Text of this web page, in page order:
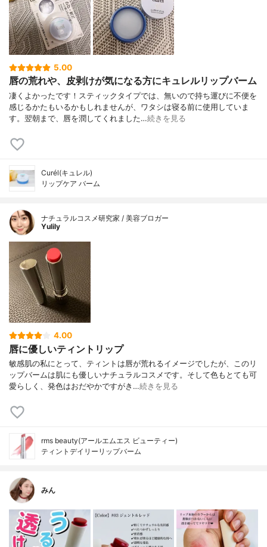
5.00
唇の荒れや、皮剥けが気になる方にキュレルリップバーム
凄くよかったです！スティックタイプでは、無いので持ち運びに不便を
感じるかたもいるかもしれませんが、ワタシは寝る前に使用していま
す。翌朝まで、唇を潤してくれました…続きを見る
Curél(キュレル)
リップケア バーム
ナチュラルコスメ研究家 / 美容ブロガー
Yulily
4.00
唇に優しいティントリップ
敏感肌の私にとって、ティントは唇が荒れるイメージでしたが、このリ
ップバームは肌にも優しいナチュラルコスメです。そして色もとても可
愛らしく、発色はおだやかですがき…続きを見る
rms beauty(アールエムエス ビューティー)
ティントデイリーリップバーム
みん